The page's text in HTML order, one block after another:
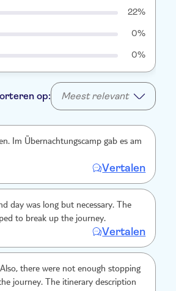
22%
0%
0%
op: Meest relevant
Im Übernachtungscamp gab es am
Vertalen
day was long but necessary. The
to break up the journey.
Vertalen
there were not enough stopping
journey. The itinerary description